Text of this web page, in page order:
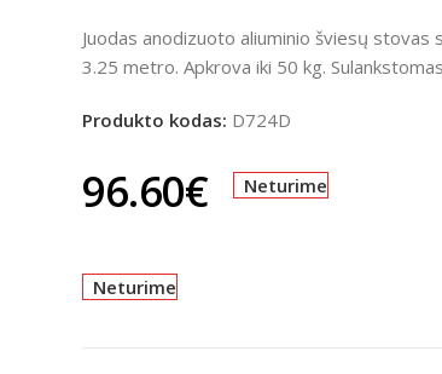
Juodas anodizuoto aliuminio šviesų stovas
3.25 metro. Apkrova iki 50 kg.
Produkto kodas: D724D
96.60€ Neturime
Neturime